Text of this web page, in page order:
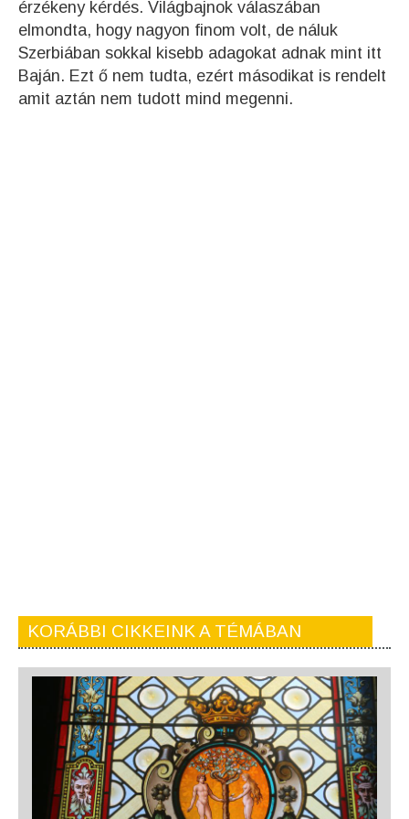
érzékeny kérdés. Világbajnok válaszában
elmondta, hogy nagyon finom volt, de náluk
Szerbiában sokkal kisebb adagokat adnak mint itt
Baján. Ezt ő nem tudta, ezért másodikat is rendelt
amit aztán nem tudott mind megenni.
KORÁBBI CIKKEINK A TÉMÁBAN